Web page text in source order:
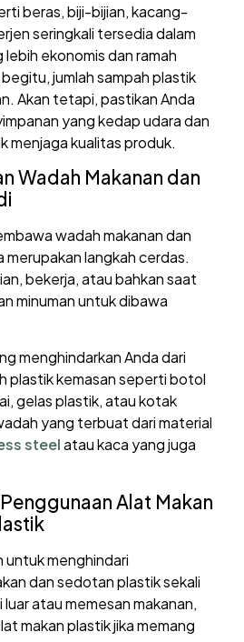
beras, biji-bijian, kacang-
seringkali tersedia dalam
ekonomis dan ramah
jumlah sampah plastik
Akan tetapi, pastikan Anda
yang kedap udara dan
menjaga kualitas produk.
Wadah Makanan dan
wadah makanan dan
merupakan langkah cerdas.
bekerja, atau bahkan saat
minuman untuk dibawa
menghindarkan Anda dari
plastik kemasan seperti botol
gelas plastik, atau kotak
yang terbuat dari material
steelatau kaca yang juga
Alat Makan
untuk menghindari
dan sedotan plastik sekali
atau memesan makanan,
makan plastik jika memang